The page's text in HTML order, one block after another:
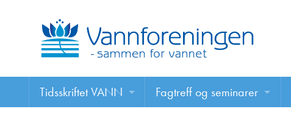
Tidsskriftet VANN
Fagtreff og seminarer